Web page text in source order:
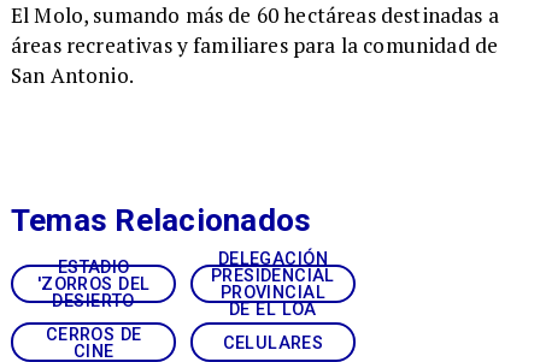
El Molo, sumando más de 60 hectáreas destinadas a
áreas recreativas y familiares para la comunidad de
San Antonio.
ESTADIO
'ZORROS DEL
DESIERTO
DELEGACIÓN
PRESIDENCIAL
PROVINCIAL
DE EL LOA
CERROS DE
CINE
CELULARES
Temas Relacionados